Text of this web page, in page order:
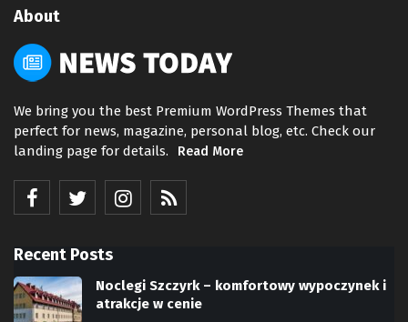
About
We bring you the best Premium WordPress Themes that
perfect for news, magazine, personal blog, etc. Check our
landing page for details.
Read More
Recent Posts
Noclegi Szczyrk – komfortowy wypoczynek i
atrakcje w cenie